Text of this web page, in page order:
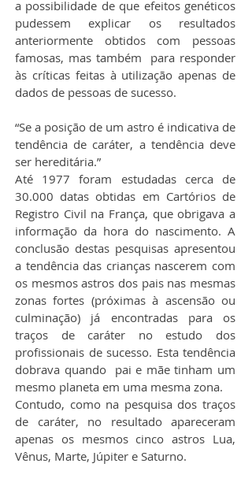
a possibilidade de que efeitos genéticos
pudessem explicar os resultados
anteriormente obtidos com pessoas
famosas, mas também  para responder
às críticas feitas à utilização apenas de
dados de pessoas de sucesso.
“Se a posição de um astro é indicativa de
tendência de caráter, a tendência deve
ser hereditária.”
Até 1977 foram estudadas cerca de
30.000 datas obtidas em Cartórios de
Registro Civil na França, que obrigava a
informação da hora do nascimento. A
conclusão destas pesquisas apresentou
a tendência das crianças nascerem com
os mesmos astros dos pais nas mesmas
zonas fortes (próximas à ascensão ou
culminação) já encontradas para os
traços de caráter no estudo dos
profissionais de sucesso. Esta tendência
dobrava quando  pai e mãe tinham um
mesmo planeta em uma mesma zona.
Contudo, como na pesquisa dos traços
de caráter, no resultado apareceram
apenas os mesmos cinco astros Lua,
Vênus, Marte, Júpiter e Saturno.